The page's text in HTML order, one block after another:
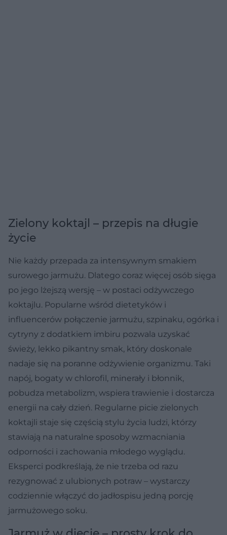
Zielony koktajl – przepis na długie
życie
Nie każdy przepada za intensywnym smakiem
surowego jarmużu. Dlatego coraz więcej osób sięga
po jego lżejszą wersję – w postaci odżywczego
koktajlu. Popularne wśród dietetyków i
influencerów połączenie jarmużu, szpinaku, ogórka i
cytryny z dodatkiem imbiru pozwala uzyskać
świeży, lekko pikantny smak, który doskonale
nadaje się na poranne odżywienie organizmu. Taki
napój, bogaty w chlorofil, minerały i błonnik,
pobudza metabolizm, wspiera trawienie i dostarcza
energii na cały dzień. Regularne picie zielonych
koktajli staje się częścią stylu życia ludzi, którzy
stawiają na naturalne sposoby wzmacniania
odporności i zachowania młodego wyglądu.
Eksperci podkreślają, że nie trzeba od razu
rezygnować z ulubionych potraw – wystarczy
codziennie włączyć do jadłospisu jedną porcję
jarmużowego soku.